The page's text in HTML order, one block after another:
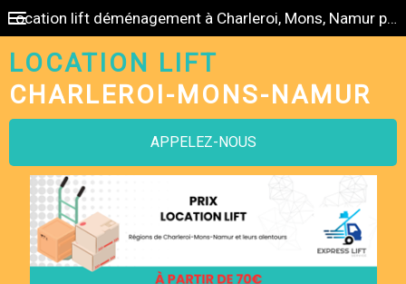
Location lift déménagement à Charleroi, Mons, Namur pas cher
LOCATION LIFT
CHARLEROI-MONS-NAMUR
APPELEZ-NOUS